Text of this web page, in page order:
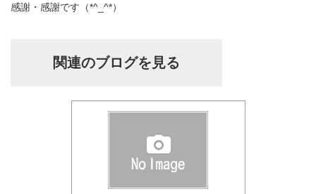
感謝・感謝です（*^_^*）
関連のブログを見る